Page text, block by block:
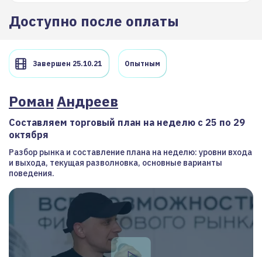
Доступно после оплаты
Завершен 25.10.21 Опытным
РоманАндреев
Составляем торговый план на неделю с 25 по 29
октября
Разбор рынка и составление плана на неделю: уровни входа
и выхода, текущая разволновка, основные варианты
поведения.